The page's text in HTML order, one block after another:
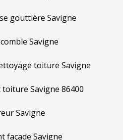
gouttière Savigne
Savigne
toiture Savigne
Savigne 86400
Savigne
façade Savigne